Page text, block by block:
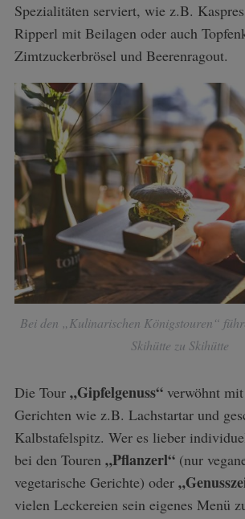
Spezialitäten serviert, wie z.B.
Ripperl mit Beilagen oder auch
Zimtzuckerbrösel und Beerenragout.
Bei den „Kulinarischen Königstouren“
Skihütte zu Skihütte
Die Tour „Gipfelgenuss“verwöhnt
Gerichten wie z.B. Lachstartar und
Kalbstafelspitz. Wer es lieber
bei den Touren„Pflanzerl“(nur
vegetarische Gerichte) oder
vielen Leckereien sein eigenes Menü